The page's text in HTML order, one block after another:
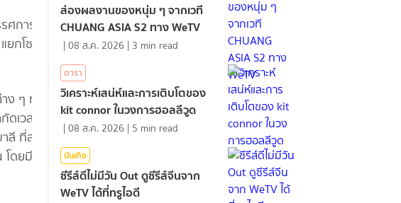
ศการ
กโซนกัน
ๆ ทั้ง
เวลา
ที่สรร
ยมีให้
ส่องผลงานของหนุ่ม ๆ จากเวที
CHUANG ASIA S2 ทาง WeTV
|08 ส.ค. 2026 | 3 min read
ดารา
วิเคราะห์เสน่ห์และการเติบโตของ
kit connor ในวงการฮอลลีวูด
|08 ส.ค. 2026 | 5 min read
บันเทิง
ซีรีส์ดีไม่มีวัน Out ดูซีรีส์จีนจาก
WeTV ได้ที่ทรูไอดี